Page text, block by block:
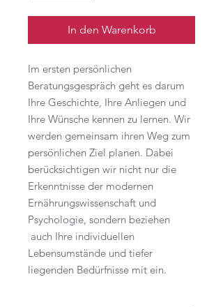
In den Warenkorb
Im ersten persönlichen
Beratungsgespräch geht es darum
Ihre Geschichte, Ihre Anliegen und
Ihre Wünsche kennen zu lernen. Wir
werden gemeinsam ihren Weg zum
persönlichen Ziel planen. Dabei
berücksichtigen wir nicht nur die
Erkenntnisse der modernen
Ernährungswissenschaft und
Psychologie, sondern beziehen
auch Ihre individuellen
Lebensumstände und tiefer
liegenden Bedürfnisse mit ein.